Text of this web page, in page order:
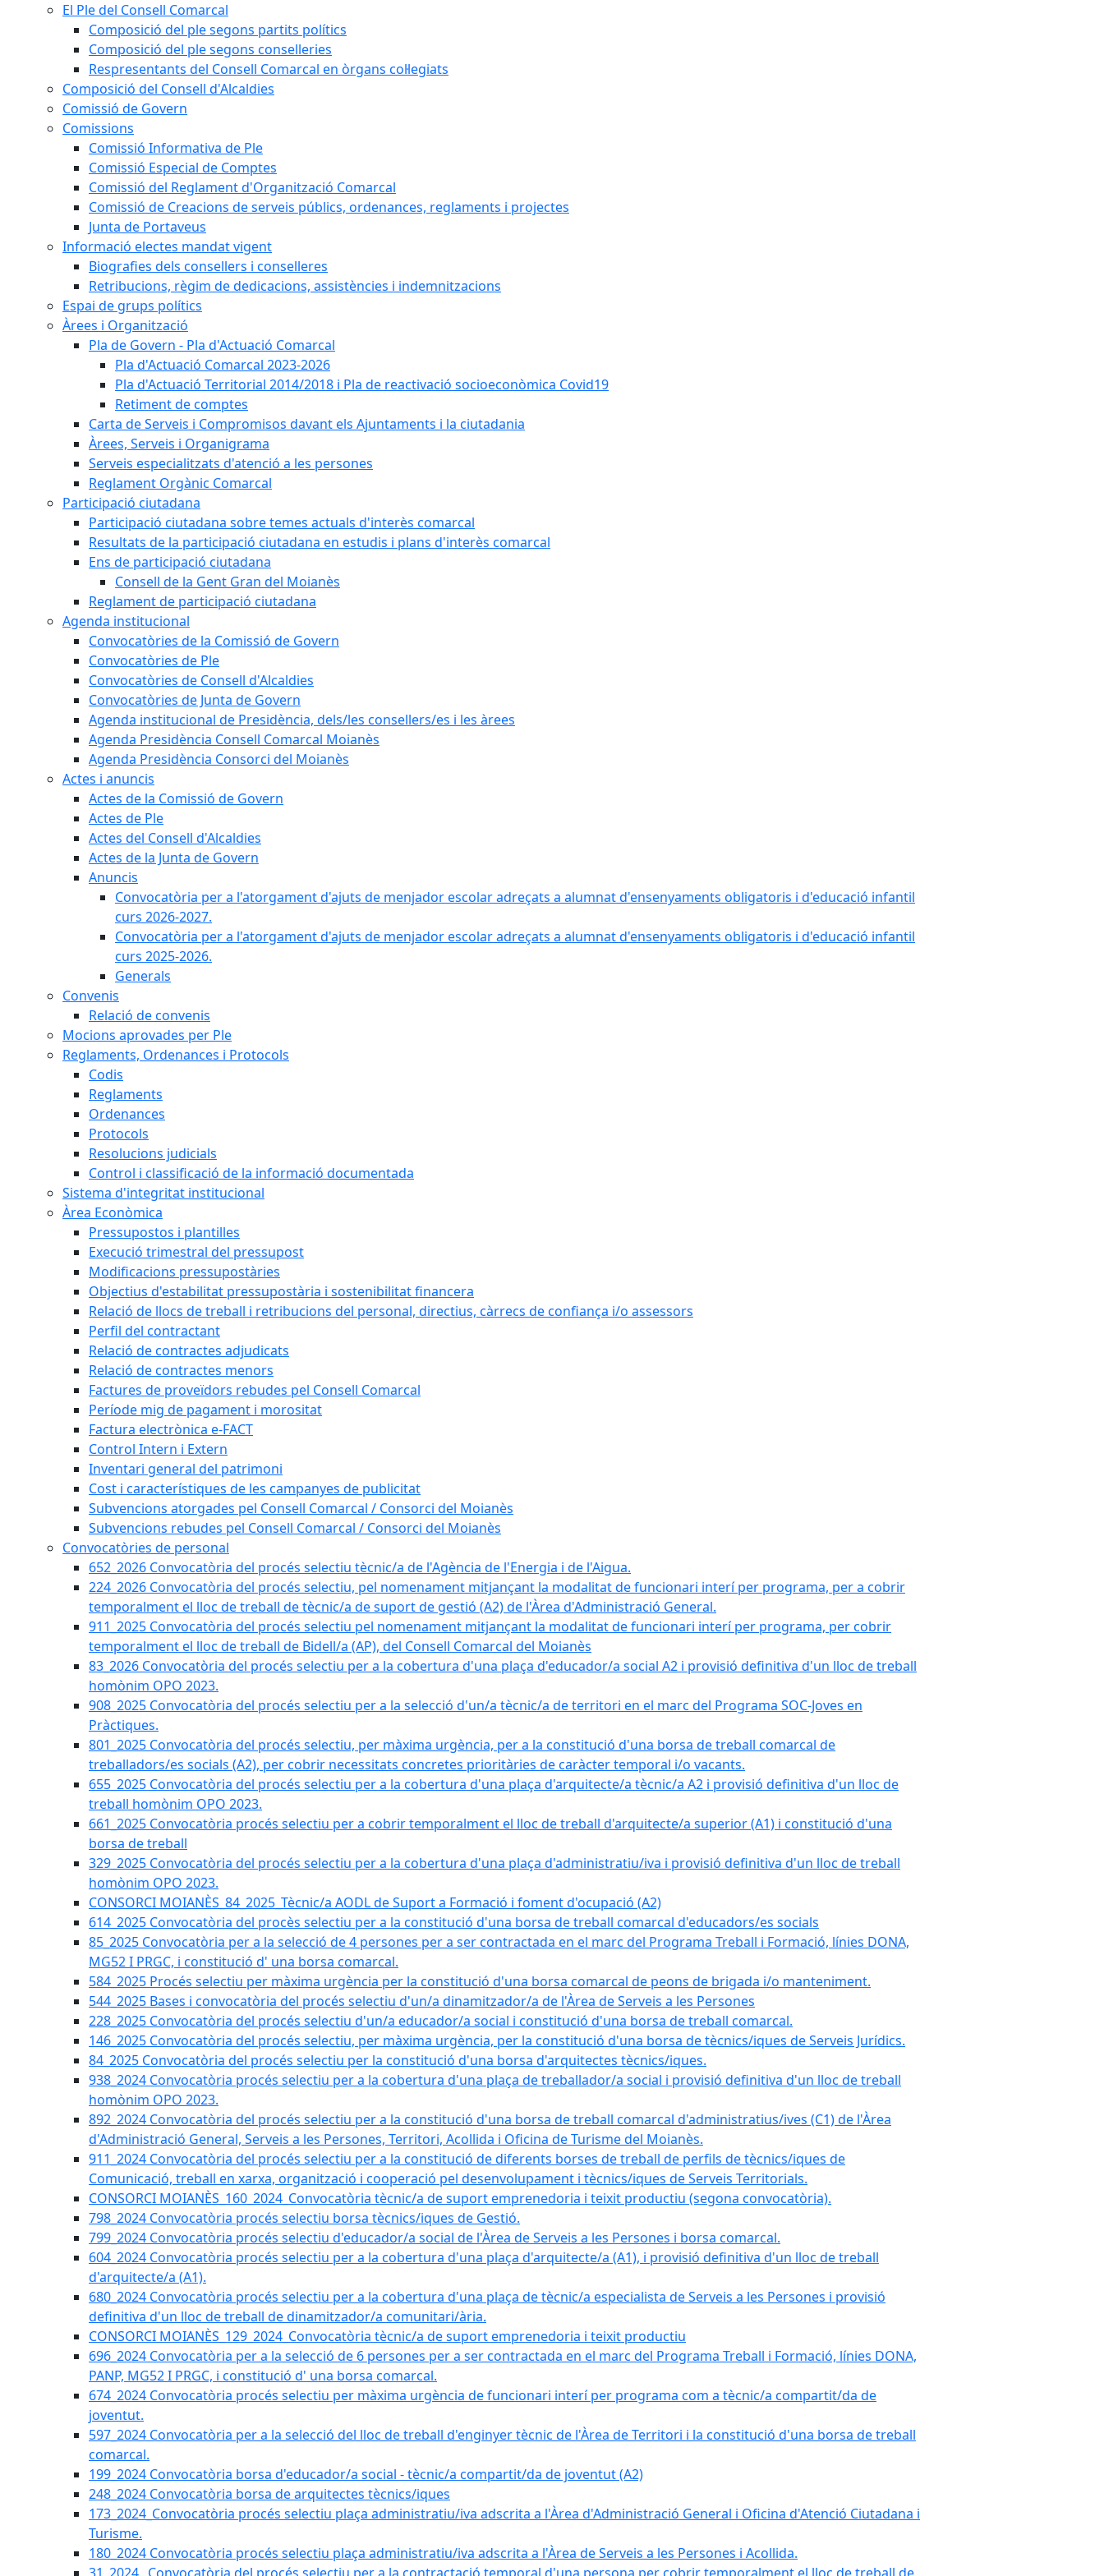
El Ple del Consell Comarcal
Composició del ple segons partits polítics
Composició del ple segons conselleries
Respresentants del Consell Comarcal en òrgans col·legiats
Composició del Consell d'Alcaldies
Comissió de Govern
Comissions
Comissió Informativa de Ple
Comissió Especial de Comptes
Comissió del Reglament d'Organització Comarcal
Comissió de Creacions de serveis públics, ordenances, reglaments i projectes
Junta de Portaveus
Informació electes mandat vigent
Biografies dels consellers i conselleres
Retribucions, règim de dedicacions, assistències i indemnitzacions
Espai de grups polítics
Àrees i Organització
Pla de Govern - Pla d'Actuació Comarcal
Pla d'Actuació Comarcal 2023-2026
Pla d'Actuació Territorial 2014/2018 i Pla de reactivació socioeconòmica Covid19
Retiment de comptes
Carta de Serveis i Compromisos davant els Ajuntaments i la ciutadania
Àrees, Serveis i Organigrama
Serveis especialitzats d'atenció a les persones
Reglament Orgànic Comarcal
Participació ciutadana
Participació ciutadana sobre temes actuals d'interès comarcal
Resultats de la participació ciutadana en estudis i plans d'interès comarcal
Ens de participació ciutadana
Consell de la Gent Gran del Moianès
Reglament de participació ciutadana
Agenda institucional
Convocatòries de la Comissió de Govern
Convocatòries de Ple
Convocatòries de Consell d'Alcaldies
Convocatòries de Junta de Govern
Agenda institucional de Presidència, dels/les consellers/es i les àrees
Agenda Presidència Consell Comarcal Moianès
Agenda Presidència Consorci del Moianès
Actes i anuncis
Actes de la Comissió de Govern
Actes de Ple
Actes del Consell d'Alcaldies
Actes de la Junta de Govern
Anuncis
Convocatòria per a l'atorgament d'ajuts de menjador escolar adreçats a alumnat d'ensenyaments obligatoris i d'educació infantil
curs 2026-2027.
Convocatòria per a l'atorgament d'ajuts de menjador escolar adreçats a alumnat d'ensenyaments obligatoris i d'educació infantil
curs 2025-2026.
Generals
Convenis
Relació de convenis
Mocions aprovades per Ple
Reglaments, Ordenances i Protocols
Codis
Reglaments
Ordenances
Protocols
Resolucions judicials
Control i classificació de la informació documentada
Sistema d'integritat institucional
Àrea Econòmica
Pressupostos i plantilles
Execució trimestral del pressupost
Modificacions pressupostàries
Objectius d'estabilitat pressupostària i sostenibilitat financera
Relació de llocs de treball i retribucions del personal, directius, càrrecs de confiança i/o assessors
Perfil del contractant
Relació de contractes adjudicats
Relació de contractes menors
Factures de proveïdors rebudes pel Consell Comarcal
Període mig de pagament i morositat
Factura electrònica e-FACT
Control Intern i Extern
Inventari general del patrimoni
Cost i característiques de les campanyes de publicitat
Subvencions atorgades pel Consell Comarcal / Consorci del Moianès
Subvencions rebudes pel Consell Comarcal / Consorci del Moianès
Convocatòries de personal
652_2026 Convocatòria del procés selectiu tècnic/a de l'Agència de l'Energia i de l'Aigua.
224_2026 Convocatòria del procés selectiu, pel nomenament mitjançant la modalitat de funcionari interí per programa, per a cobrir
temporalment el lloc de treball de tècnic/a de suport de gestió (A2) de l'Àrea d'Administració General.
911_2025 Convocatòria del procés selectiu pel nomenament mitjançant la modalitat de funcionari interí per programa, per cobrir
temporalment el lloc de treball de Bidell/a (AP), del Consell Comarcal del Moianès
83_2026 Convocatòria del procés selectiu per a la cobertura d'una plaça d'educador/a social A2 i provisió definitiva d'un lloc de treball
homònim OPO 2023.
908_2025 Convocatòria del procés selectiu per a la selecció d'un/a tècnic/a de territori en el marc del Programa SOC-Joves en
Pràctiques.
801_2025 Convocatòria del procés selectiu, per màxima urgència, per a la constitució d'una borsa de treball comarcal de
treballadors/es socials (A2), per cobrir necessitats concretes prioritàries de caràcter temporal i/o vacants.
655_2025 Convocatòria del procés selectiu per a la cobertura d'una plaça d'arquitecte/a tècnic/a A2 i provisió definitiva d'un lloc de
treball homònim OPO 2023.
661_2025 Convocatòria procés selectiu per a cobrir temporalment el lloc de treball d'arquitecte/a superior (A1) i constitució d'una
borsa de treball
329_2025 Convocatòria del procés selectiu per a la cobertura d'una plaça d'administratiu/iva i provisió definitiva d'un lloc de treball
homònim OPO 2023.
CONSORCI MOIANÈS_84_2025_Tècnic/a AODL de Suport a Formació i foment d'ocupació (A2)
614_2025 Convocatòria del procès selectiu per a la constitució d'una borsa de treball comarcal d'educadors/es socials
85_2025 Convocatòria per a la selecció de 4 persones per a ser contractada en el marc del Programa Treball i Formació, línies DONA,
MG52 I PRGC, i constitució d' una borsa comarcal.
584_2025 Procés selectiu per màxima urgència per la constitució d'una borsa comarcal de peons de brigada i/o manteniment.
544_2025 Bases i convocatòria del procés selectiu d'un/a dinamitzador/a de l'Àrea de Serveis a les Persones
228_2025 Convocatòria del procés selectiu d'un/a educador/a social i constitució d'una borsa de treball comarcal.
146_2025 Convocatòria del procés selectiu, per màxima urgència, per la constitució d'una borsa de tècnics/iques de Serveis Jurídics.
84_2025 Convocatòria del procés selectiu per la constitució d'una borsa d'arquitectes tècnics/iques.
938_2024 Convocatòria procés selectiu per a la cobertura d'una plaça de treballador/a social i provisió definitiva d'un lloc de treball
homònim OPO 2023.
892_2024 Convocatòria del procés selectiu per a la constitució d'una borsa de treball comarcal d'administratius/ives (C1) de l'Àrea
d'Administració General, Serveis a les Persones, Territori, Acollida i Oficina de Turisme del Moianès.
911_2024 Convocatòria del procés selectiu per a la constitució de diferents borses de treball de perfils de tècnics/iques de
Comunicació, treball en xarxa, organització i cooperació pel desenvolupament i tècnics/iques de Serveis Territorials.
CONSORCI MOIANÈS_160_2024_Convocatòria tècnic/a de suport emprenedoria i teixit productiu (segona convocatòria).
798_2024 Convocatòria procés selectiu borsa tècnics/iques de Gestió.
799_2024 Convocatòria procés selectiu d'educador/a social de l'Àrea de Serveis a les Persones i borsa comarcal.
604_2024 Convocatòria procés selectiu per a la cobertura d'una plaça d'arquitecte/a (A1), i provisió definitiva d'un lloc de treball
d'arquitecte/a (A1).
680_2024 Convocatòria procés selectiu per a la cobertura d'una plaça de tècnic/a especialista de Serveis a les Persones i provisió
definitiva d'un lloc de treball de dinamitzador/a comunitari/ària.
CONSORCI MOIANÈS_129_2024_Convocatòria tècnic/a de suport emprenedoria i teixit productiu
696_2024 Convocatòria per a la selecció de 6 persones per a ser contractada en el marc del Programa Treball i Formació, línies DONA,
PANP, MG52 I PRGC, i constitució d' una borsa comarcal.
674_2024 Convocatòria procés selectiu per màxima urgència de funcionari interí per programa com a tècnic/a compartit/da de
joventut.
597_2024 Convocatòria per a la selecció del lloc de treball d'enginyer tècnic de l'Àrea de Territori i la constitució d'una borsa de treball
comarcal.
199_2024 Convocatòria borsa d'educador/a social - tècnic/a compartit/da de joventut (A2)
248_2024 Convocatòria borsa de arquitectes tècnics/iques
173_2024_Convocatòria procés selectiu plaça administratiu/iva adscrita a l'Àrea d'Administració General i Oficina d'Atenció Ciutadana i
Turisme.
180_2024 Convocatòria procés selectiu plaça administratiu/iva adscrita a l'Àrea de Serveis a les Persones i Acollida.